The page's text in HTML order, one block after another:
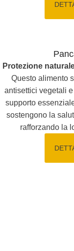
Protezione
Questo alimento
antisettici vegetali
supporto
sostengono la
rafforzando la